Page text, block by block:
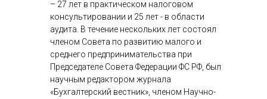
– 27 лет в практическом налоговом
консультировании и 25 лет - в области
аудита. В течение нескольких лет состоял
членом Совета по развитию малого и
среднего предпринимательства при
Председателе Совета Федерации ФС РФ, был
научным редактором журнала
«Бухгалтерский вестник», членом Научно-